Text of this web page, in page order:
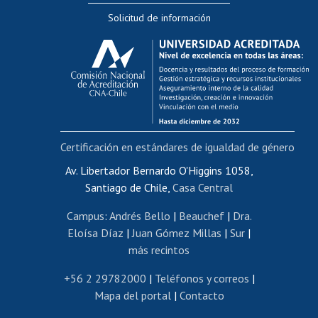
Evaluación docente
Calificación académica
Postulación al AUCAI
Funcionarias/os
Cursos internos de capacitación
Bienestar del personal
Portal de movilidad interna
Certificado de renta
Certificado de renta honorarios
Editar páginas blancas
Extranjeras/os
Revalidación y reconocimiento de títulos
Postulación al Programa de Movilidad Estudiantil
Solicitud de información
Av. Libertador Bernardo O'Higgins 1058,
Santiago de Chile, Casa Central
Campus: Andrés Bello | Beauchef| Dra.
Eloísa Díaz | Juan Gómez Millas | Sur |
más recintos
+56 2 29782000 | Teléfonos y correos |
Mapa del portal| Contacto
Certificación en estándares de igualdad de género